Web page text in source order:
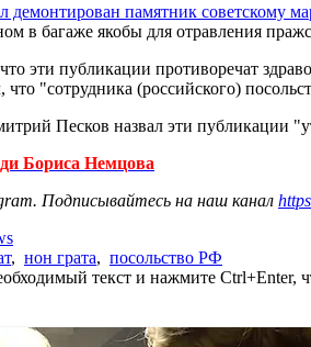
демонтирован памятник советскому
в багаже якобы для отравления
эти публикации противоречат
"сотрудника (российского)
Песков назвал эти публикации
Бориса Немцова
Подписывайтесь на наш канал
, нон грата, посольство РФ
текст и нажмите Ctrl+Enter,